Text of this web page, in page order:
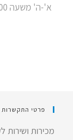
א'-ה' משעה 9:00 עד שעה 17:00
פרטי התקשרות
מכירות ושירות לקוחות: